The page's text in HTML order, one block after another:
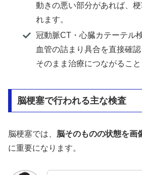
動きの悪い部分があれば、
れます。
冠動脈CT・心臓カテーテル
血管の詰まり具合を直接確
そのまま治療につながること
脳梗塞で行われる主な検査
脳梗塞では、 脳そのものの状態を画
に重要になります。